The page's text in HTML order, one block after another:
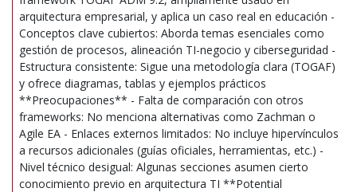
arquitectura empresarial, y aplica un caso real en educación -
Conceptos clave cubiertos: Aborda temas esenciales como
gestión de procesos, alineación TI-negocio y ciberseguridad -
Estructura consistente: Sigue una metodología clara (TOGAF)
y ofrece diagramas, tablas y ejemplos prácticos
**Preocupaciones** - Falta de comparación con otros
frameworks: No menciona alternativas como Zachman o
Agile EA - Enlaces externos limitados: No incluye hipervínculos
a recursos adicionales (guías oficiales, herramientas, etc.) -
Nivel técnico desigual: Algunas secciones asumen cierto
conocimiento previo en arquitectura TI **Potential